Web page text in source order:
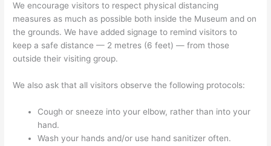
We encourage visitors to respect physical distancing
measures as much as possible both inside the Museum and on
the grounds. We have added signage to remind visitors to
keep a safe distance — 2 metres (6 feet) — from those
outside their visiting group.
We also ask that all visitors observe the following protocols:
Cough or sneeze into your elbow, rather than into your
hand.
Wash your hands and/or use hand sanitizer often.